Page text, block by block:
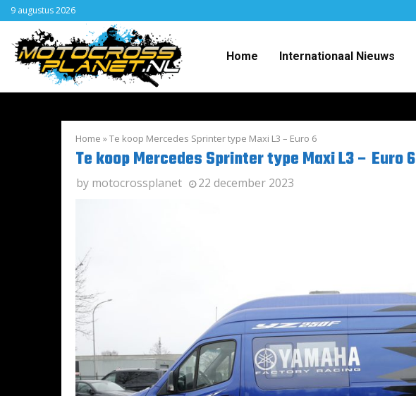
9 augustus 2026
Home Internationaal Nieuws
Home »Te koop Mercedes Sprinter type Maxi L3 – Euro 6
Te koop Mercedes Sprinter type Maxi L3 – Euro 6
by motocrossplanet 22 december 2023